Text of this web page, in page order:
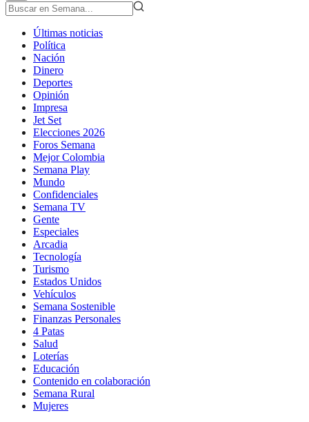
Últimas noticias
Política
Nación
Dinero
Deportes
Opinión
Impresa
Jet Set
Elecciones 2026
Foros Semana
Mejor Colombia
Semana Play
Mundo
Confidenciales
Semana TV
Gente
Especiales
Arcadia
Tecnología
Turismo
Estados Unidos
Vehículos
Semana Sostenible
Finanzas Personales
4 Patas
Salud
Loterías
Educación
Contenido en colaboración
Semana Rural
Mujeres